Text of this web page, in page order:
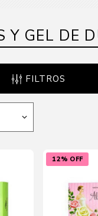
Y GEL DE
FILTROS
12% OFF